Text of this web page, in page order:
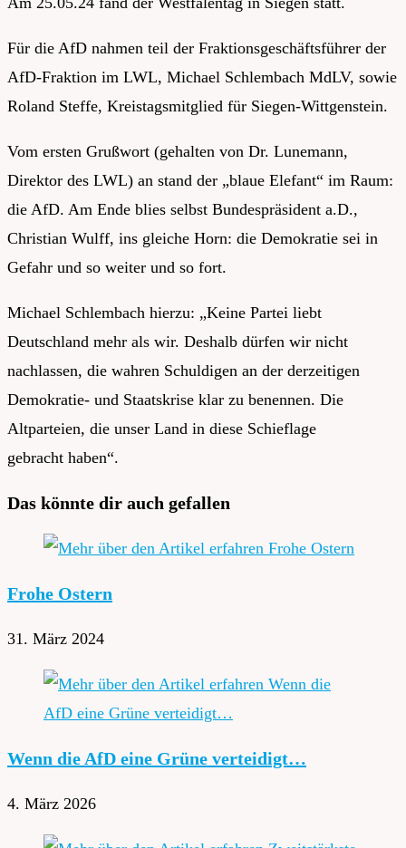
Für die AfD nahmen teil der Fraktionsgeschäftsführer der
AfD-Fraktion im LWL, Michael Schlembach MdLV, sowie
Roland Steffe, Kreistagsmitglied für Siegen-Wittgenstein.
Vom ersten Grußwort (gehalten von Dr. Lunemann,
Direktor des LWL) an stand der „blaue Elefant“ im Raum:
die AfD. Am Ende blies selbst Bundespräsident a.D.,
Christian Wulff, ins gleiche Horn: die Demokratie sei in
Gefahr und so weiter und so fort.
Michael Schlembach hierzu: „Keine Partei liebt
Deutschland mehr als wir. Deshalb dürfen wir nicht
nachlassen, die wahren Schuldigen an der derzeitigen
Demokratie- und Staatskrise klar zu benennen. Die
Altparteien, die unser Land in diese Schieflage
gebracht haben“.
Das könnte dir auch gefallen
Frohe Ostern
31. März 2024
Wenn die AfD eine Grüne verteidigt…
4. März 2026